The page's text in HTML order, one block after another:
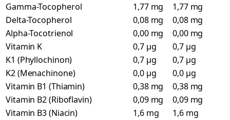
Gamma-Tocopherol
1,77 mg
1,77 mg
Delta-Tocopherol
0,08 mg
0,08 mg
Alpha-Tocotrienol
0,00 mg
0,00 mg
Vitamin K
0,7 µg
0,7 µg
K1 (Phyllochinon)
0,7 µg
0,7 µg
K2 (Menachinone)
0,0 µg
0,0 µg
Vitamin B1 (Thiamin)
0,38 mg
0,38 mg
Vitamin B2 (Riboflavin)
0,09 mg
0,09 mg
Vitamin B3 (Niacin)
1,6 mg
1,6 mg